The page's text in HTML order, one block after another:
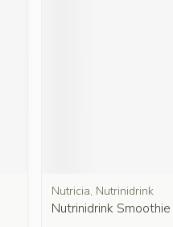
Nutricia, Nutrinidrink
Nutrinidrink